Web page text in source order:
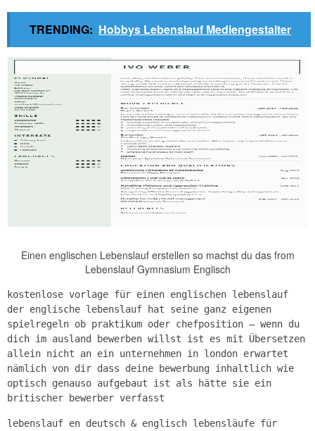
TRENDING: Hobbys Lebenslauf Mediengestalter
Einen englischen Lebenslauf erstellen so machst du das from
Lebenslauf Gymnasium Englisch
kostenlose vorlage für einen englischen lebenslauf
der englische lebenslauf hat seine ganz eigenen
spielregeln ob praktikum oder chefposition – wenn du
dich im ausland bewerben willst ist es mit Übersetzen
allein nicht an ein unternehmen in london erwartet
nämlich von dir dass deine bewerbung inhaltlich wie
optisch genauso aufgebaut ist als hätte sie ein
britischer bewerber verfasst
lebenslauf en deutsch & englisch lebensläufe für